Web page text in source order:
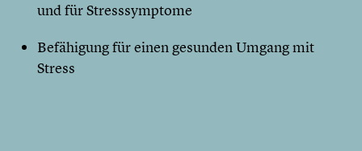
und für Stresssymptome
Befähigung für einen gesunden Umgang mit
Stress